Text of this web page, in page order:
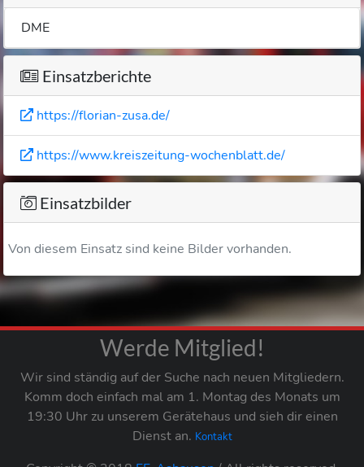
DME
Einsatzberichte
https://florian-zusa.de/
https://www.kreiszeitung-wochenblatt.de/
Einsatzbilder
Von diesem Einsatz sind keine Bilder vorhanden.
Werde Mitglied!
Wir sind ständig auf der Suche nach neuen Mitgliedern.
Komm doch einfach mal am 1. Montag des Monats um
19:30 Uhr zu unserem Gerätehaus und sieh dir einen
Dienst an. Kontakt